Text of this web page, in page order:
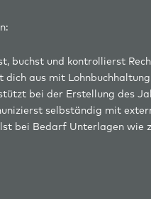
buchst und kontrollierst
dich aus mit
bei der Erstellung des
selbständig mit
bei Bedarf Unterlagen wie